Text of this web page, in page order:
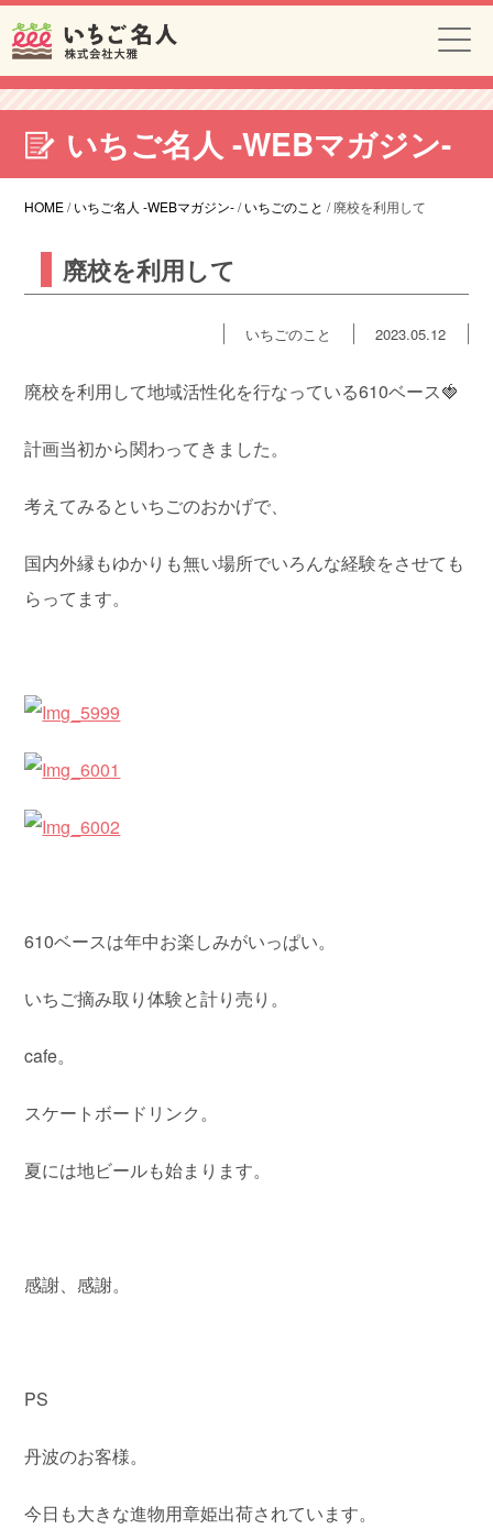
いちご名人 -WEBマガジン-
HOME/いちご名人 -WEBマガジン-/いちごのこと /廃校を利用して
廃校を利用して
いちごのこと 2023.05.12
廃校を利用して地域活性化を行なっている610ベース🍓
計画当初から関わってきました。
考えてみるといちごのおかげで、
国内外縁もゆかりも無い場所でいろんな経験をさせても
らってます。
610ベースは年中お楽しみがいっぱい。
いちご摘み取り体験と計り売り。
cafe。
スケートボードリンク。
夏には地ビールも始まります。
感謝、感謝。
PS
丹波のお客様。
今日も大きな進物用章姫出荷されています。